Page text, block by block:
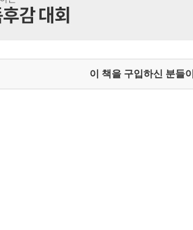
이 책을 구입하신 분들이